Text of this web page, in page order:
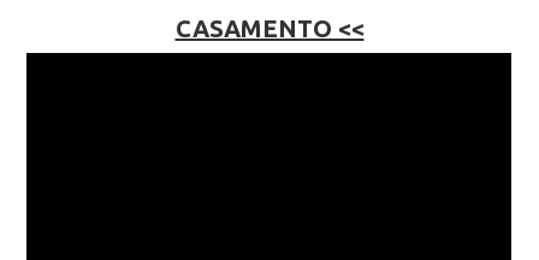
CASAMENTO <<